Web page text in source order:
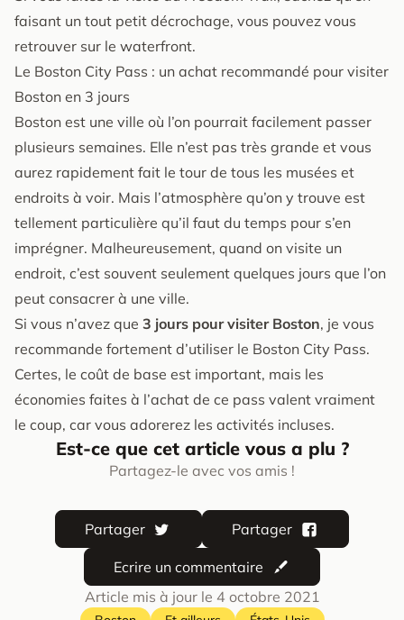
faisant un tout petit décrochage, vous pouvez vous
retrouver sur le waterfront.
Le Boston City Pass : un achat recommandé pour visiter
Boston en 3 jours
Boston est une ville où l’on pourrait facilement passer
plusieurs semaines. Elle n’est pas très grande et vous
aurez rapidement fait le tour de tous les musées et
endroits à voir. Mais l’atmosphère qu’on y trouve est
tellement particulière qu’il faut du temps pour s’en
imprégner. Malheureusement, quand on visite un
endroit, c’est souvent seulement quelques jours que l’on
peut consacrer à une ville.
Si vous n’avez que 3 jours pour visiter Boston, je vous
recommande fortement d’utiliser le Boston City Pass.
Certes, le coût de base est important, mais les
économies faites à l’achat de ce pass valent vraiment
le coup, car vous adorerez les activités incluses.
Est-ce que cet article vous a plu ?
Partagez-le avec vos amis !
Partager Partager
Ecrire un commentaire
Article mis à jour le 4 octobre 2021